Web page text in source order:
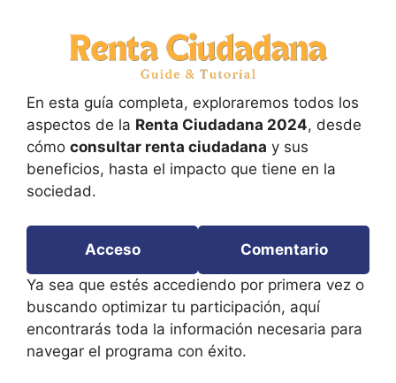
En esta guía completa, exploraremos todos los
aspectos de la Renta Ciudadana 2024, desde
cómo consultar renta ciudadana y sus
beneficios, hasta el impacto que tiene en la
sociedad.
Acceso
Comentario
Ya sea que estés accediendo por primera vez o
buscando optimizar tu participación, aquí
encontrarás toda la información necesaria para
navegar el programa con éxito.